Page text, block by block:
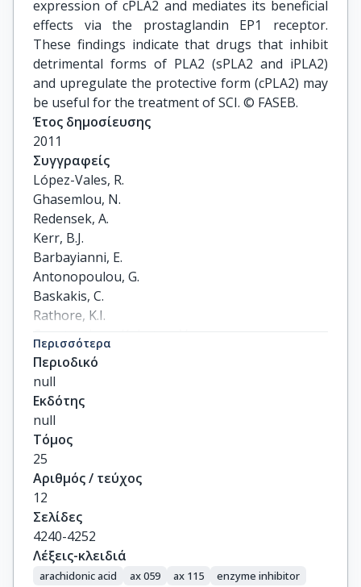
expression of cPLA2 and mediates its beneficial
effects via the prostaglandin EP1 receptor.
These findings indicate that drugs that inhibit
detrimental forms of PLA2 (sPLA2 and iPLA2)
and upregulate the protective form (cPLA2) may
be useful for the treatment of SCI. © FASEB.
Έτος δημοσίευσης
2011
Συγγραφείς
López-Vales, R.
Ghasemlou, N.
Redensek, A.
Kerr, B.J.
Barbayianni, E.
Antonopoulou, G.
Baskakis, C.
Rathore, K.I.
Constantinou-Kokotou, V.
Stephens, D.
Shimizu, T.
Dennis, E.A.
Kokotos, G.
David, S.
Περισσότερα
Περιοδικό
null
Εκδότης
null
Τόμος
25
Αριθμός / τεύχος
12
Σελίδες
4240-4252
Λέξεις-κλειδιά
arachidonic acid ax 059 ax 115
enzyme inhibitor